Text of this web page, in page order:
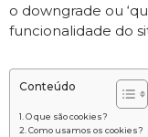
o downgrade ou
funcionalidade do
Conteúdo
O que são cookies?
Como usamos os cookies?